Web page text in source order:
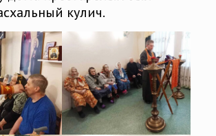
кулич.